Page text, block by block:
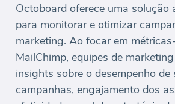
Octoboard oferece uma solução
para monitorar e otimizar
marketing. Ao focar em
MailChimp, equipes de
insights sobre o desempenho de
campanhas, engajamento dos